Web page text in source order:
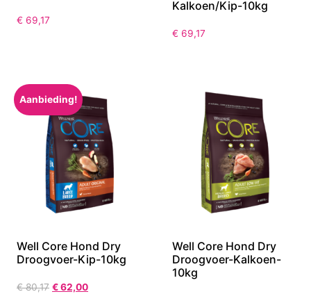
€ 69,17
Kalkoen/Kip-10kg
€ 69,17
Aanbieding!
Well Core Hond Dry
Droogvoer-Kip-10kg
€80,17 €62,00
Well Core Hond Dry
Droogvoer-Kalkoen-
10kg